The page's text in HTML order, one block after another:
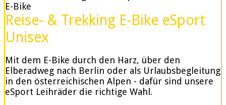
E-Bike
Reise- & Trekking E-Bike eSport
Unisex
Mit dem E-Bike durch den Harz, über den
Elberadweg nach Berlin oder als Urlaubsbegleitung
in den österreichischen Alpen - dafür sind unsere
eSport Leihräder die richtige Wahl.